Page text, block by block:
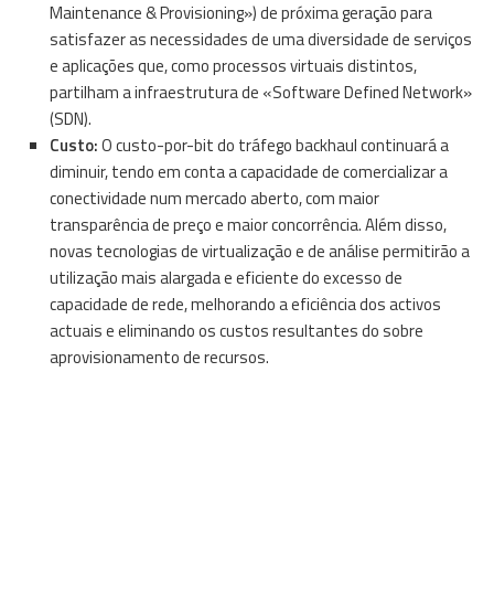
Maintenance & Provisioning») de próxima geração para
satisfazer as necessidades de uma diversidade de serviços
e aplicações que, como processos virtuais distintos,
partilham a infraestrutura de «Software Defined Network»
(SDN).
Custo:O custo-por-bit do tráfego backhaul continuará a
diminuir, tendo em conta a capacidade de comercializar a
conectividade num mercado aberto, com maior
transparência de preço e maior concorrência. Além disso,
novas tecnologias de virtualização e de análise permitirão a
utilização mais alargada e eficiente do excesso de
capacidade de rede, melhorando a eficiência dos activos
actuais e eliminando os custos resultantes do sobre
aprovisionamento de recursos.